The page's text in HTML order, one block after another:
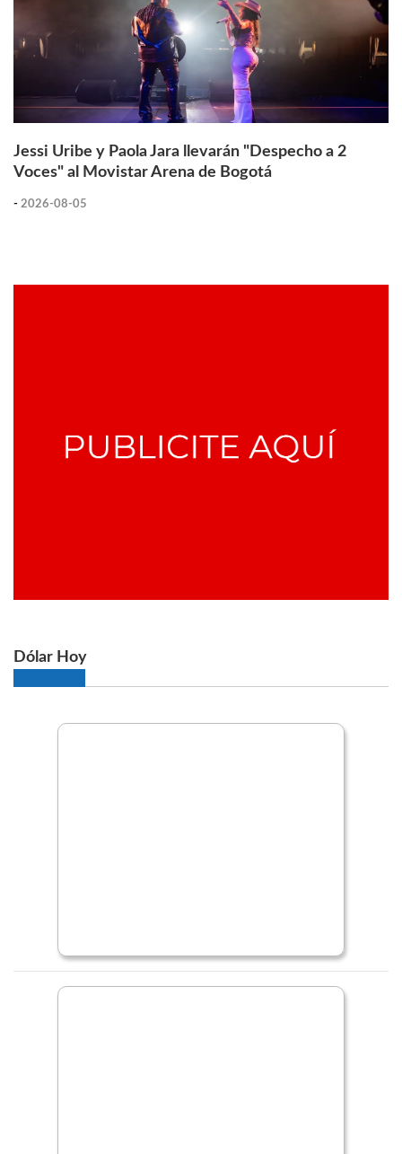
Jessi Uribe y Paola Jara llevarán "Despecho a 2
Voces" al Movistar Arena de Bogotá
- 2026-08-05
Dólar Hoy